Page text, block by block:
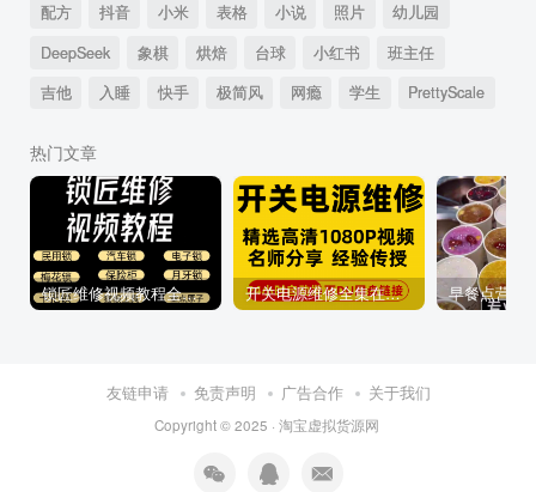
配方 抖音 小米 表格 小说 照片
幼儿园
DeepSeek
象棋 烘焙 台球 小红书
班主任
吉他
入睡 快手 极简风 网瘾 学生 PrettyScale
热门文章
锁匠维修视频教程全套从入门到精通技巧培训学习在线自学课程 开关电源维修全集在线视频教程新手零基础课程教程从入门到精通
友链申请 免责声明 广告合作 关于我们
Copyright © 2025 · 淘宝虚拟货源网